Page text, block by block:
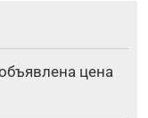
цена